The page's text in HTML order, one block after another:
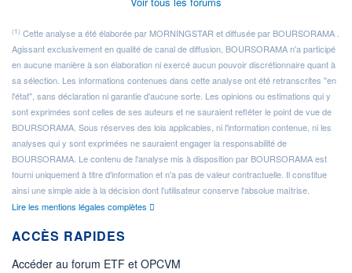
(1) Cette analyse a été élaborée par MORNINGSTAR et diffusée par BOURSORAMA .
Agissant exclusivement en qualité de canal de diffusion, BOURSORAMA n'a participé
en aucune manière à son élaboration ni exercé aucun pouvoir discrétionnaire quant à
sa sélection. Les informations contenues dans cette analyse ont été retranscrites "en
l'état", sans déclaration ni garantie d'aucune sorte. Les opinions ou estimations qui y
sont exprimées sont celles de ses auteurs et ne sauraient refléter le point de vue de
BOURSORAMA. Sous réserves des lois applicables, ni l'information contenue, ni les
analyses qui y sont exprimées ne sauraient engager la responsabilité de
BOURSORAMA. Le contenu de l'analyse mis à disposition par BOURSORAMA est
fourni uniquement à titre d'information et n'a pas de valeur contractuelle. Il constitue
ainsi une simple aide à la décision dont l'utilisateur conserve l'absolue maîtrise.
Lire les mentions légales complètes
ACCÈS RAPIDES
Accéder au forum ETF et OPCVM